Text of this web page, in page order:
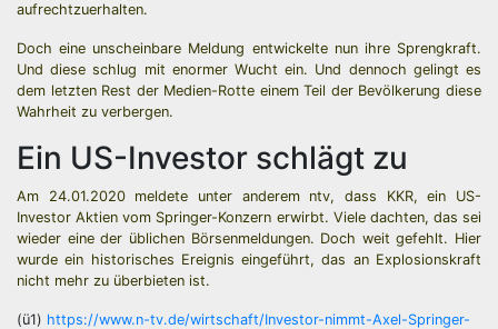
aufrechtzuerhalten.
Doch eine unscheinbare Meldung entwickelte nun ihre Sprengkraft.
Und diese schlug mit enormer Wucht ein. Und dennoch gelingt es
dem letzten Rest der Medien-Rotte einem Teil der Bevölkerung diese
Wahrheit zu verbergen.
Ein US-Investor schlägt zu
Am 24.01.2020 meldete unter anderem ntv, dass KKR, ein US-
Investor Aktien vom Springer-Konzern erwirbt. Viele dachten, das sei
wieder eine der üblichen Börsenmeldungen. Doch weit gefehlt. Hier
wurde ein historisches Ereignis eingeführt, das an Explosionskraft
nicht mehr zu überbieten ist.
(ü1) https://www.n-tv.de/wirtschaft/Investor-nimmt-Axel-Springer-